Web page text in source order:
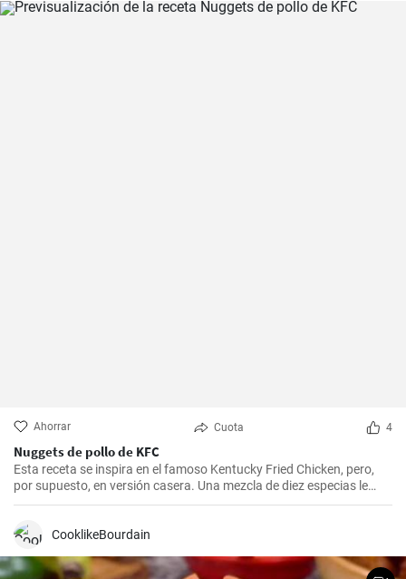
Ahorrar Cuota 4
Nuggets de pollo de KFC
Esta receta se inspira en el famoso Kentucky Fried Chicken, pero,
por supuesto, en versión casera. Una mezcla de diez especias le
añade el sabor original.
CooklikeBourdain